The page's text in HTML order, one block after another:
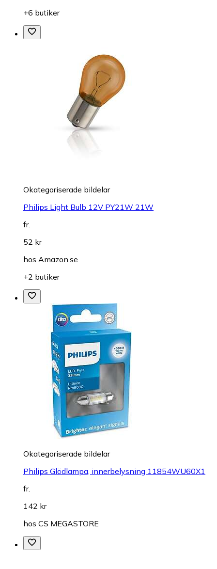
+6 butiker
Okategoriserade bildelar
Philips Light Bulb 12V PY21W 21W
fr.
52 kr
hos Amazon.se
+2 butiker
Okategoriserade bildelar
Philips Glödlampa, innerbelysning 11854WU60X1
fr.
142 kr
hos CS MEGASTORE